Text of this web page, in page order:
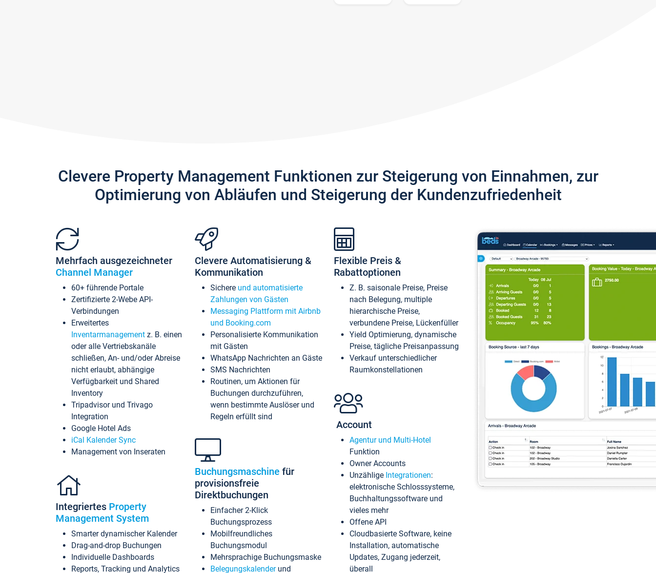
Clevere Property Management Funktionen zur Steigerung von Einnahmen, zur
Optimierung von Abläufen und Steigerung der Kundenzufriedenheit
Mehrfach ausgezeichneter
Channel Manager
60+ führende Portale
Zertifizierte 2-Webe API-
Verbindungen
Erweitertes
Inventarmanagement z. B. einen
oder alle Vertriebskanäle
schließen, An- und/oder Abreise
nicht erlaubt, abhängige
Verfügbarkeit und Shared
Inventory
Tripadvisor und Trivago
Integration
Google Hotel Ads
iCal Kalender Sync
Management von Inseraten
Integriertes Property
Management System
Smarter dynamischer Kalender
Drag-and-drop Buchungen
Individuelle Dashboards
Reports, Tracking und Analytics
Clevere Automatisierung &
Kommunikation
Sichere und automatisierte
Zahlungen von Gästen
Messaging Plattform mit Airbnb
und Booking.com
Personalisierte Kommunikation
mit Gästen
WhatsApp Nachrichten an Gäste
SMS Nachrichten
Routinen, um Aktionen für
Buchungen durchzuführen,
wenn bestimmte Auslöser und
Regeln erfüllt sind
Buchungsmaschine für
provisionsfreie
Direktbuchungen
Einfacher 2-Klick
Buchungsprozess
Mobilfreundliches
Buchungsmodul
Mehrsprachige Buchungsmaske
Belegungskalenderund
Flexible Preis &
Rabattoptionen
Z. B. saisonale Preise, Preise
nach Belegung, multiple
hierarchische Preise,
verbundene Preise, Lückenfüller
Yield Optimierung, dynamische
Preise, tägliche Preisanpassung
Verkauf unterschiedlicher
Raumkonstellationen
Account
Agentur und Multi-Hotel
Funktion
Owner Accounts
Unzählige Integrationen:
elektronische Schlosssysteme,
Buchhaltungssoftware und
vieles mehr
Offene API
Cloudbasierte Software, keine
Installation, automatische
Updates, Zugang jederzeit,
überall